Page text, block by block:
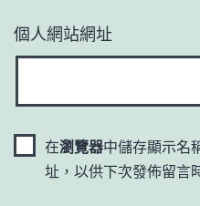
個人網站網址
在瀏覽器中儲存顯示名
址，以供下次發佈留言